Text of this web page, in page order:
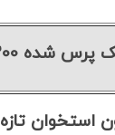
شده 200 گرمی
استخوان تازه